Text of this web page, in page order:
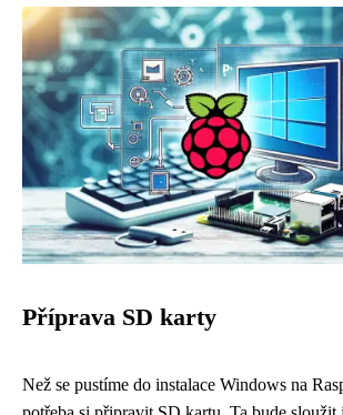
Příprava SD karty
Než se pustíme do instalace Windows na